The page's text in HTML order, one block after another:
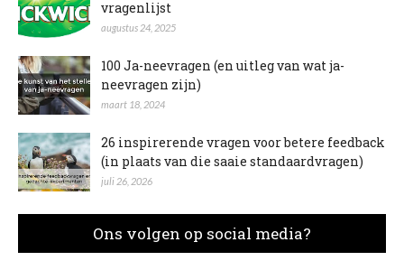
vragenlijst
augustus 24, 2025
100 Ja-neevragen (en uitleg van wat ja-
neevragen zijn)
maart 18, 2024
26 inspirerende vragen voor betere feedback
(in plaats van die saaie standaardvragen)
juli 26, 2026
Ons volgen op social media?